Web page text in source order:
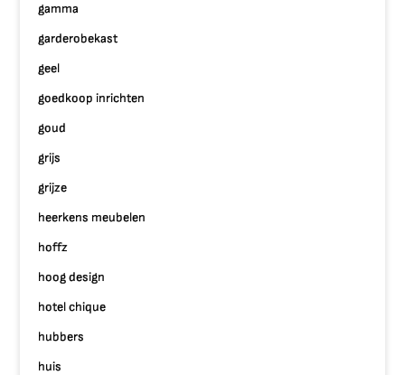
gamma
garderobekast
geel
goedkoop inrichten
goud
grijs
grijze
heerkens meubelen
hoffz
hoog design
hotel chique
hubbers
huis